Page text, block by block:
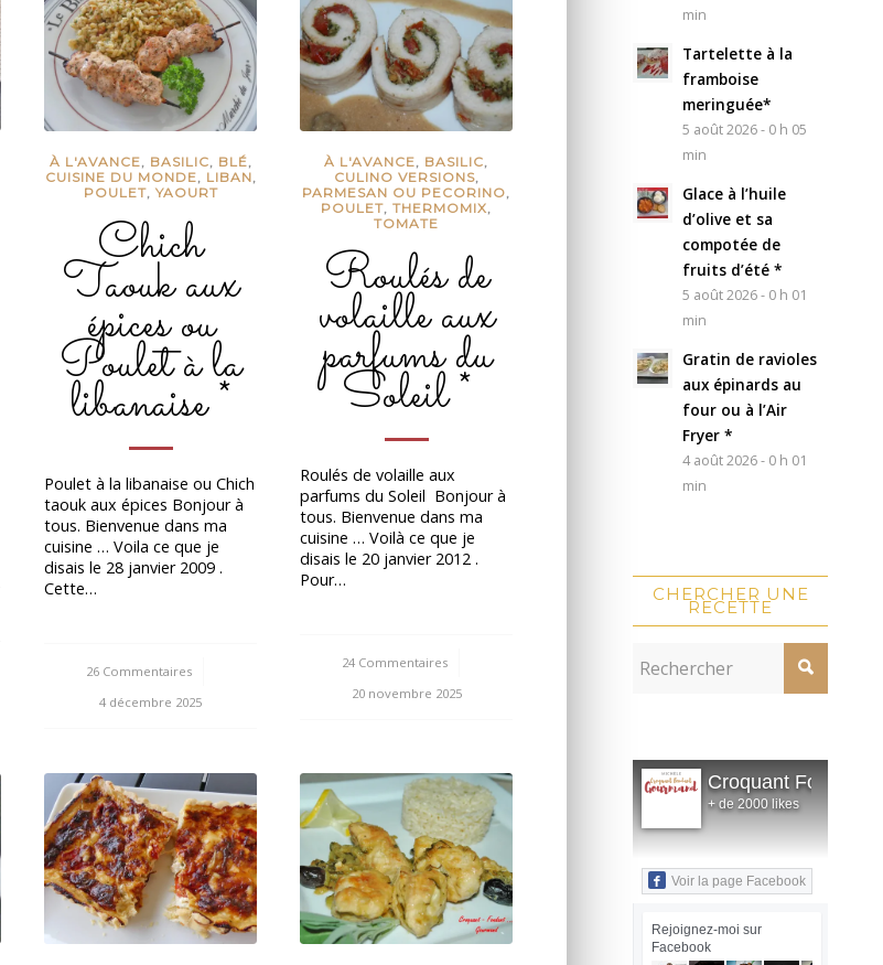
À L'AVANCE, BASILIC, BLÉ,
CUISINE DU MONDE, LIBAN,
POULET,YAOURT
Chich
Taouk aux
épices ou
Poulet à la
libanaise *
Poulet à la libanaise ou Chich
taouk aux épices Bonjour à
tous. Bienvenue dans ma
cuisine … Voila ce que je
disais le 28 janvier 2009 .
Cette…
26 Commentaires
/
4 décembre 2025
À L'AVANCE, BASILIC,
CULINO VERSIONS,
PARMESAN OU PECORINO,
POULET,THERMOMIX,
TOMATE
Roulés de
volaille aux
parfums du
Soleil *
Roulés de volaille aux
parfums du Soleil Bonjour à
tous. Bienvenue dans ma
cuisine … Voilà ce que je
disais le 20 janvier 2012 .
Pour…
24 Commentaires
/
20 novembre 2025
min
Tartelette à la
framboise
meringuée*
5 août 2026 - 0 h 05
min
Glace à l’huile
d’olive et sa
compotée de
fruits d’été *
5 août 2026 - 0 h 01
min
Gratin de ravioles
aux épinards au
four ou à l’Air
Fryer *
4 août 2026 - 0 h 01
min
CHERCHER UNE
RECETTE
Croquant Fondant
+ de 2000 likes
Voir la page Facebook
Rejoignez-moi sur
Facebook